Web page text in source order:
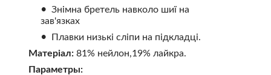
Знімна бретель навколо шиї на
зав'язках
Плавки низькі сліпи на підкладці.
Матеріал: 81% нейлон,19% лайкра.
Параметры: